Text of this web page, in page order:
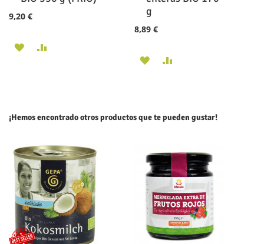
9,20 €
AÑADIR
DESEOS
g
8,89 €
AÑADIR
LISTA
DESEOS
¡Hemos encontrado otros productos que te pueden gustar!